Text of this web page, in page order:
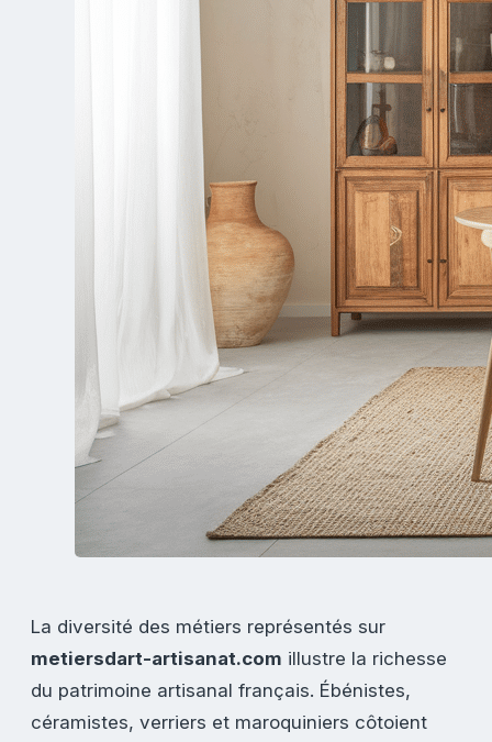
La diversité des métiers représentés sur
metiersdart-artisanat.com illustre la richesse
du patrimoine artisanal français. Ébénistes,
céramistes, verriers et maroquiniers côtoient